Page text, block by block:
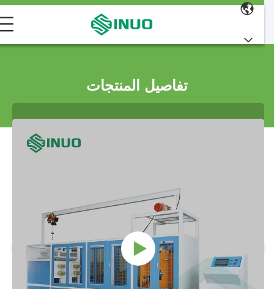
تفاصيل المنتجات